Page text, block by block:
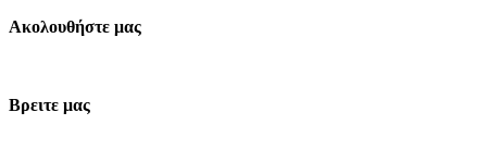
Ακολουθήστε μας
Βρειτε μας